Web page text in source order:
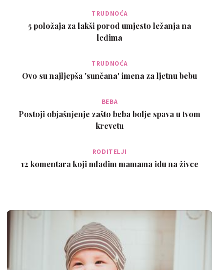
TRUDNOĆA
5 položaja za lakši porod umjesto ležanja na
leđima
TRUDNOĆA
Ovo su najljepša 'sunčana' imena za ljetnu bebu
BEBA
Postoji objašnjenje zašto beba bolje spava u tvom
krevetu
RODITELJI
12 komentara koji mladim mamama idu na živce